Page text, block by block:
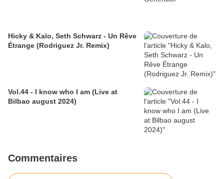
Hicky & Kalo, Seth Schwarz - Un Rêve
Étrange (Rodriguez Jr. Remix)
Vol.44 - I know who I am (Live at
Bilbao august 2024)
Commentaires